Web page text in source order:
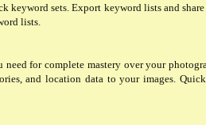
keyword sets. Export keyword lists and share
lists.
for complete mastery over your
and location data to your images.